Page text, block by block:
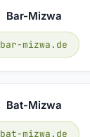
Bar-Mizwa
bar-mizwa.de
Bat-Mizwa
bat-mizwa.de